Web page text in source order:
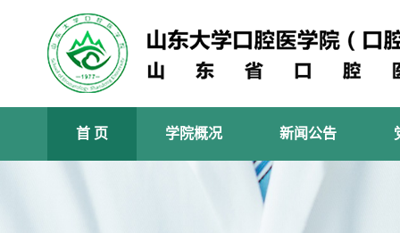
首 页 学院概况 新闻公告